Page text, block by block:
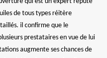
de tous types réitère
il confirme que le
prestataires en vue de lui
augmente ses chances de